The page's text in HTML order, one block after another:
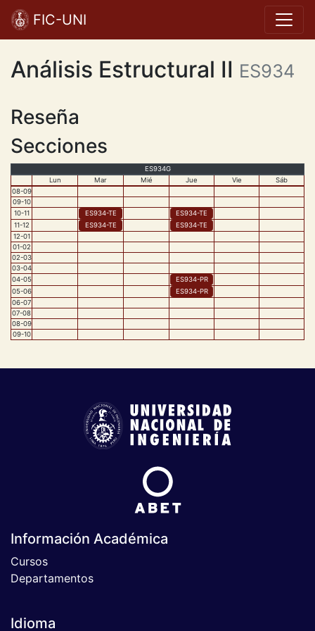
FIC-UNI
Análisis Estructural II ES934
Reseña
Secciones
ES934G
Lun
Mar Mié Jue Vie
Sáb
08-09
09-10
10-11 ES934-TE ES934-TE
11-12 ES934-TE ES934-TE
12-01
01-02
02-03
03-04
04-05 ES934-PR
05-06 ES934-PR
06-07
07-08
08-09
09-10
Información Académica
Cursos
Departamentos
Idioma